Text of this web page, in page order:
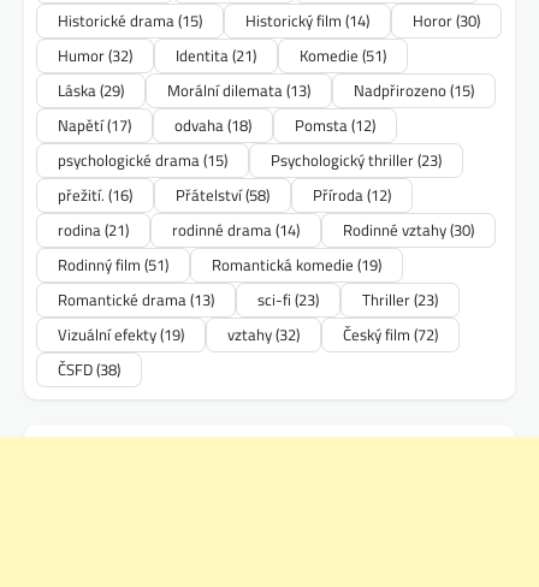
Historické drama(15) Historický film (14) Horor(30)
Humor(32) Identita(21) Komedie (51)
Láska(29) Morální dilemata(13) Nadpřirozeno(15)
Napětí(17) odvaha(18) Pomsta(12)
psychologické drama(15) Psychologický thriller(23)
přežití. (16) Přátelství(58) Příroda(12)
rodina(21) rodinné drama(14) Rodinné vztahy(30)
Rodinný film (51) Romantická komedie (19)
Romantické drama(13) sci-fi (23) Thriller(23)
Vizuální efekty(19) vztahy(32) Český film (72)
ČSFD(38)